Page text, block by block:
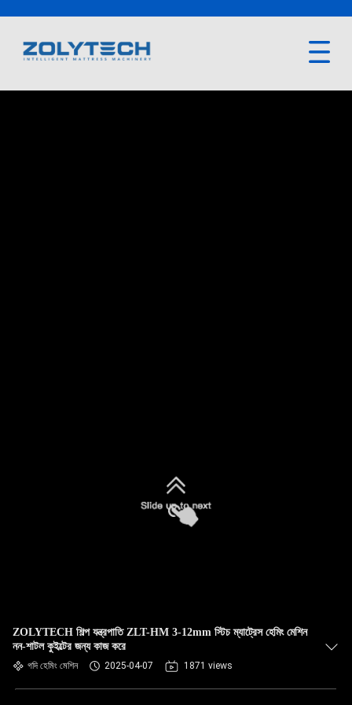
ZOLYTECH শিল্প যন্ত্রপাতি ZLT-HM 3-12mm স্টিচ ম্যাট্রেস হেমিং মেশিন
নন-শাটল কুইল্টের জন্য কাজ করে
গদি হেমিং মেশিন 2025-04-07 1871 views